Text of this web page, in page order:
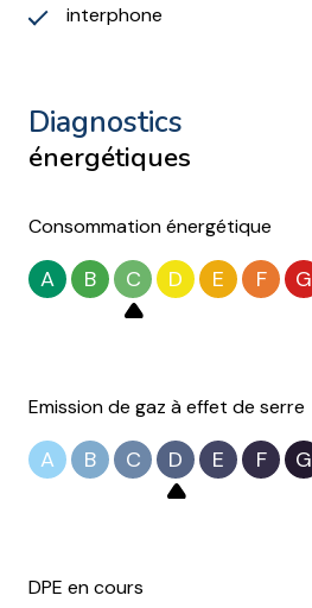
interphone
diagnostics
énergétiques
Consommation énergétique
A B C D E F G
Emission de gaz à effet de serre
A B C D E F G
DPE en cours